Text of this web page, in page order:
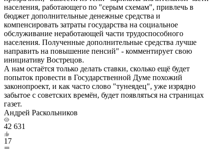
населения, работающего по "серым схемам", привлечь в
бюджет дополнительные денежные средства и
компенсировать затраты государства на социальное
обслуживание неработающей части трудоспособного
населения. Полученные дополнительные средства лучше
направить на повышение пенсий" - комментирует свою
инициативу Вострецов.
А нам остаётся только делать ставки, сколько ещё будет
попыток провести в Государственной Думе похожий
законопроект, и как часто слово "тунеядец", уже изрядно
забытое с советских времён, будет появляться на страницах
газет.
Андрей Раскольников
42 631
17